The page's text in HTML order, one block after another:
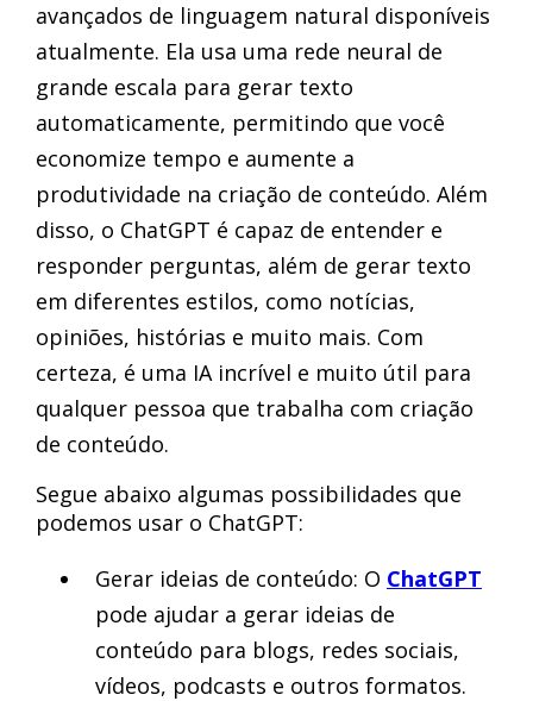
avançados de linguagem natural disponíveis
atualmente. Ela usa uma rede neural de
grande escala para gerar texto
automaticamente, permitindo que você
economize tempo e aumente a
produtividade na criação de conteúdo. Além
disso, o ChatGPT é capaz de entender e
responder perguntas, além de gerar texto
em diferentes estilos, como notícias,
opiniões, histórias e muito mais. Com
certeza, é uma IA incrível e muito útil para
qualquer pessoa que trabalha com criação
de conteúdo.
Segue abaixo algumas possibilidades que
podemos usar o ChatGPT:
Gerar ideias de conteúdo: O ChatGPT
pode ajudar a gerar ideias de
conteúdo para blogs, redes sociais,
vídeos, podcasts e outros formatos.